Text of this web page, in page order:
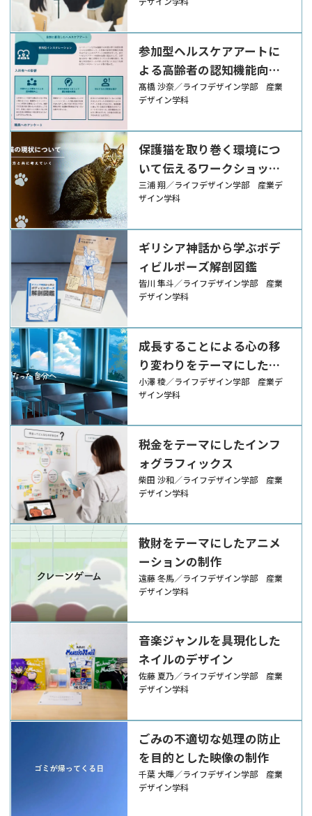
参加型ヘルスケアアートに
よる高齢者の認知機能向上
に関する研究
髙橋 沙奈／ライフデザイン学部 産業
デザイン学科
保護猫を取り巻く環境につ
いて伝えるワークショップ
の実践
三浦 翔／ライフデザイン学部 産業デ
ザイン学科
ギリシア神話から学ぶボデ
ィビルポーズ解剖図鑑
皆川 隼斗／ライフデザイン学部 産業
デザイン学科
成長することによる心の移
り変わりをテーマにしたビ
ジュアルイメージ
小澤 稜／ライフデザイン学部 産業デ
ザイン学科
税金をテーマにしたインフ
ォグラフィックス
柴田 沙和／ライフデザイン学部 産業
デザイン学科
散財をテーマにしたアニメ
ーションの制作
遠藤 冬馬／ライフデザイン学部 産業
デザイン学科
音楽ジャンルを具現化した
ネイルのデザイン
佐藤 夏乃／ライフデザイン学部 産業
デザイン学科
ごみの不適切な処理の防止
を目的とした映像の制作
千葉 大暉／ライフデザイン学部 産業
デザイン学科